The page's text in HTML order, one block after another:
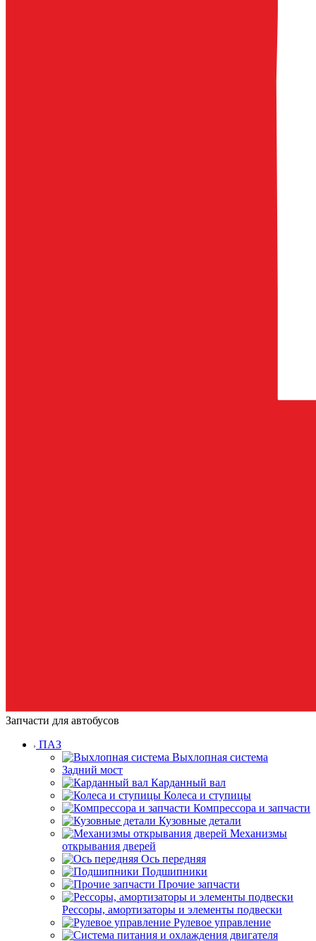
Запчасти для автобусов
ПАЗ
Выхлопная система
Задний мост
Карданный вал
Колеса и ступицы
Компрессора и запчасти
Кузовные детали
Механизмы
открывания дверей
Ось передняя
Подшипники
Прочие запчасти
Рессоры, амортизаторы и элементы подвески
Рулевое управление